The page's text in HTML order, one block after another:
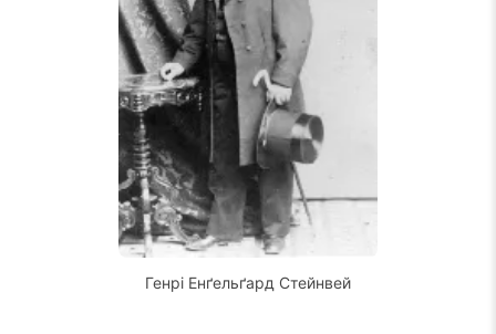
Генрі Енґельґард Стейнвей